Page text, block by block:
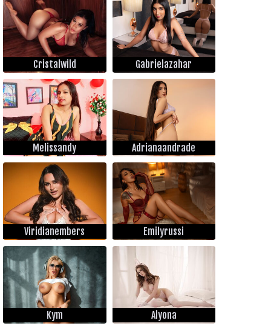
Cristalwild Gabrielazahar
Melissandy Adrianaandrade
Viridianembers Emilyrussi
Kym Alyona